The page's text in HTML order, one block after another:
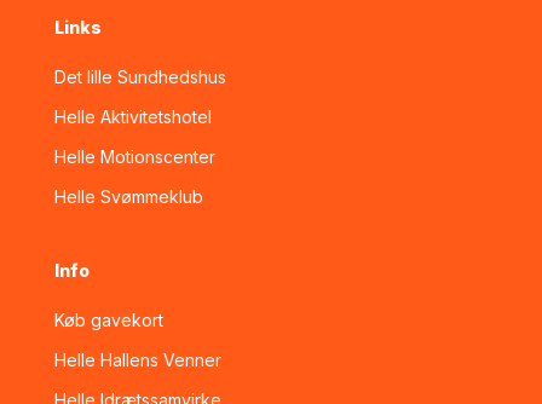
Links
Det lille Sundhedshus
Helle Aktivitetshotel
Helle Motionscenter
Helle Svømmeklub
Info
Køb gavekort
Helle Hallens Venner
Helle Idrætssamvirke